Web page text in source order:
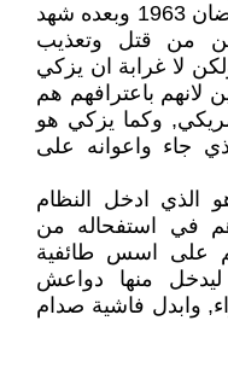
افلا يعلم العراقي الصميمي ان رمضان 1963 وبعده شهد
من قتل وتعذيب
لا غرابة ان يزكي
لانهم باعترافهم هم
وكما يزكي هو
جاء واعوانه على
الذي ادخل النظام
في استفحاله من
على اسس طائفية
ليدخل منها دواعش
وابدل فاشية صدام